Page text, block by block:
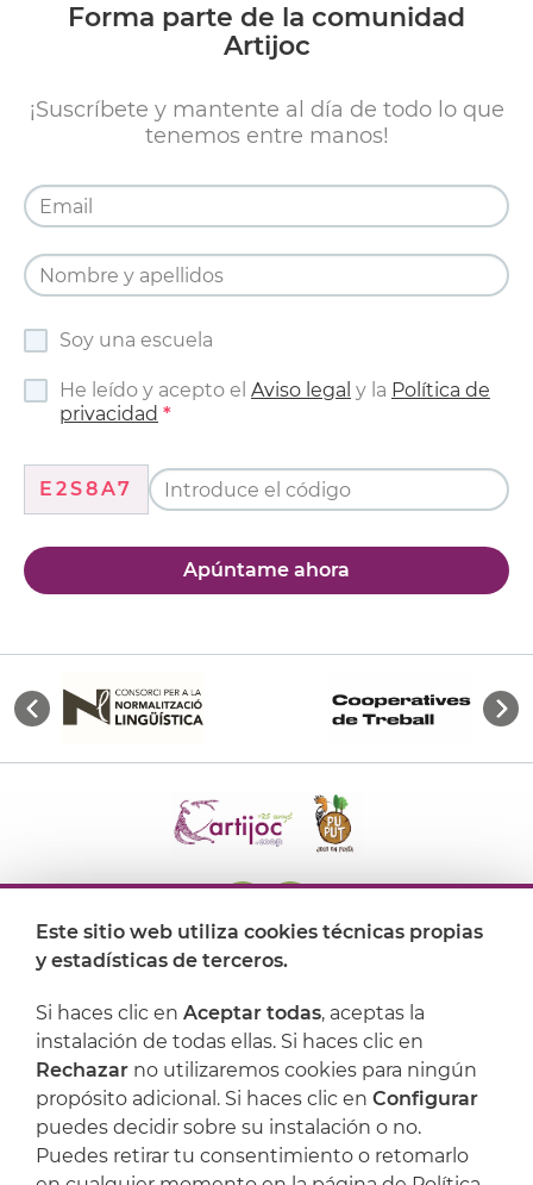
Forma parte de la comunidad
Artijoc
¡Suscríbete y mantente al día de todo lo que
tenemos entre manos!
Soy una escuela
He leído y acepto el Aviso legal y la Política de
privacidad
E2S8A7
Apúntame ahora
Dónde encontrarnos
Artijoc
Soporte
Este sitio web utiliza cookies técnicas propias
y estadísticas de terceros.
Si haces clic en Aceptar todas, aceptas la
instalación de todas ellas. Si haces clic en
Rechazar no utilizaremos cookies para ningún
propósito adicional. Si haces clic en Configurar
puedes decidir sobre su instalación o no.
Puedes retirar tu consentimiento o retomarlo